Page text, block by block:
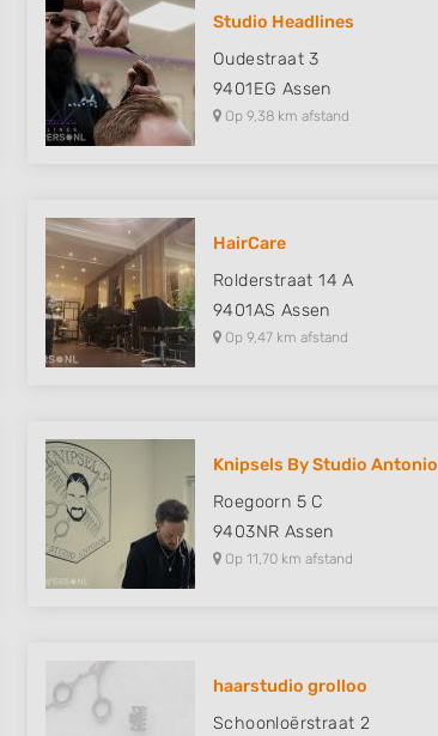
Studio Headlines
Oudestraat 3
9401EG Assen
Op 9,38 km afstand
HairCare
Rolderstraat 14 A
9401AS Assen
Op 9,47 km afstand
Knipsels By Studio Antonio
Roegoorn 5 C
9403NR Assen
Op 11,70 km afstand
haarstudio grolloo
Schoonloërstraat 2